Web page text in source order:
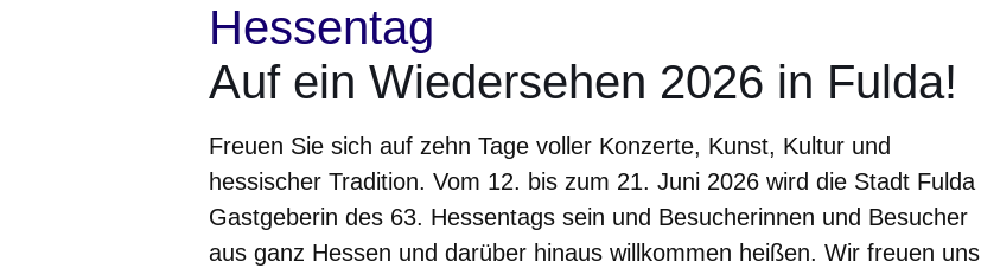
Hessentag
Auf ein Wiedersehen 2026 in Fulda!
Freuen Sie sich auf zehn Tage voller Konzerte, Kunst, Kultur und
hessischer Tradition. Vom 12. bis zum 21. Juni 2026 wird die Stadt Fulda
Gastgeberin des 63. Hessentags sein und Besucherinnen und Besucher
aus ganz Hessen und darüber hinaus willkommen heißen. Wir freuen uns